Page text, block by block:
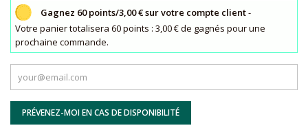
Gagnez 60 points/3,00 € sur votre compte client-
Votre panier totalisera 60 points : 3,00 € de gagnés pour une
prochaine commande.
PRÉVENEZ-MOI EN CAS DE DISPONIBILITÉ